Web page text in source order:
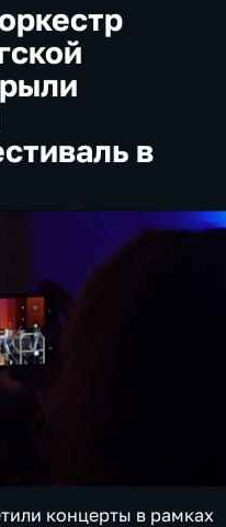
в
концерты в рамках